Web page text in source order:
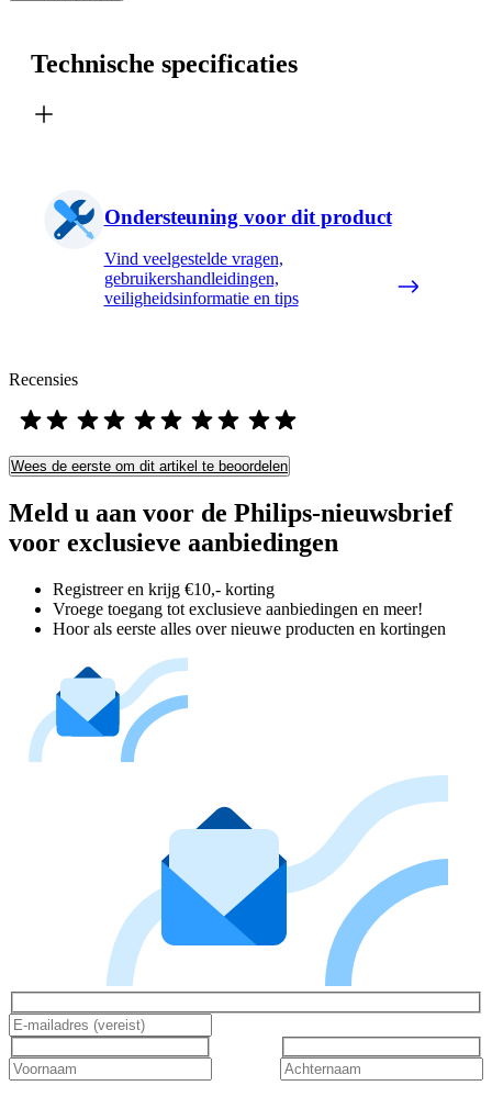
Technische specificaties
Ondersteuning voor dit product
Vind veelgestelde vragen,
gebruikershandleidingen,
veiligheidsinformatie en tips
Recensies
Wees de eerste om dit artikel te beoordelen
Meld u aan voor de Philips-nieuwsbrief
voor exclusieve aanbiedingen
Registreer en krijg €10,- korting
Vroege toegang tot exclusieve aanbiedingen en meer!
Hoor als eerste alles over nieuwe producten en kortingen